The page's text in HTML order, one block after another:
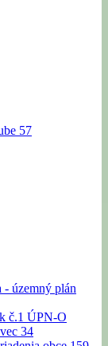
57
- územný plán
č.1 ÚPN-O
34